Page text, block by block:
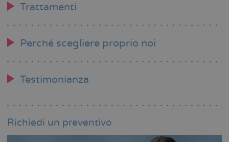
Trattamenti
Perché scegliere proprio noi
Testimonianza
Richiedi un preventivo